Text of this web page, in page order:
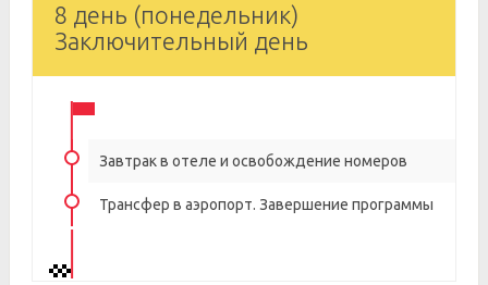
8 день (понедельник)
Заключительный день
Завтрак в отеле и освобождение номеров
Трансфер в аэропорт. Завершение программы